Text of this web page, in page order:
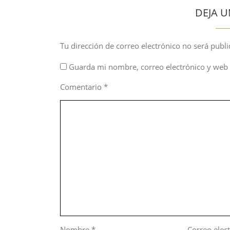
DEJA
Tu dirección de correo electrónico no será
Guarda mi nombre, correo electrónico y
Comentario *